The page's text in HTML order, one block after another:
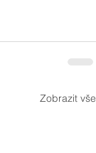
Zobrazit vše